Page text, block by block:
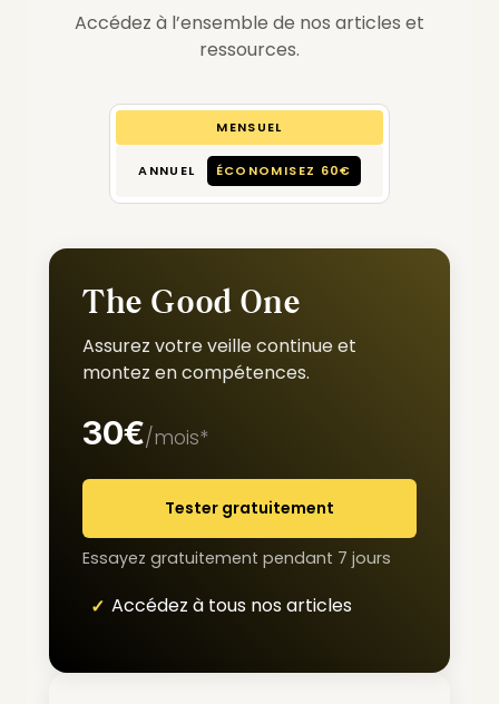
Accédez à l’ensemble de nos articles et
ressources.
MENSUEL
ANNUEL ÉCONOMISEZ 60€
The Good One
Assurez votre veille continue et
montez en compétences.
30€/mois*
Tester gratuitement
Essayez gratuitement pendant 7 jours
Accédez à tous nos articles